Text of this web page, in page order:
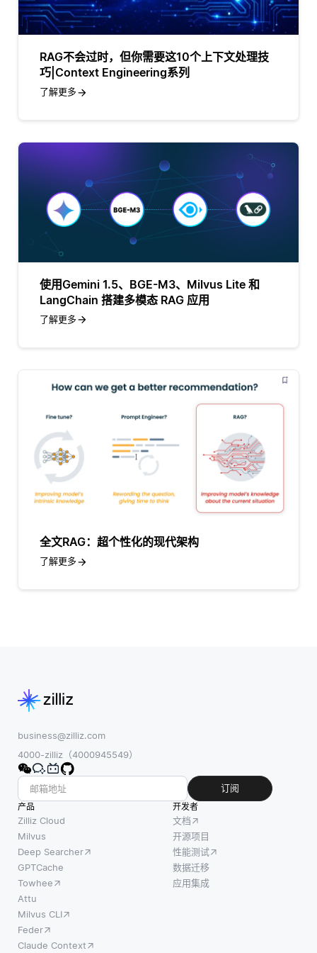
RAG不会过时，但你需要这10个上下文处理技
巧|Context Engineering系列
了解更多
使用Gemini 1.5、BGE-M3、Milvus Lite 和
LangChain 搭建多模态 RAG 应用
了解更多
全文RAG：超个性化的现代架构
了解更多
business@zilliz.com
4000-zilliz（4000945549）
订阅
产品
Zilliz Cloud
Milvus
Deep Searcher
GPTCache
Towhee
Attu
Milvus CLI
Feder
Claude Context
开发者
文档
开源项目
性能测试
数据迁移
应用集成